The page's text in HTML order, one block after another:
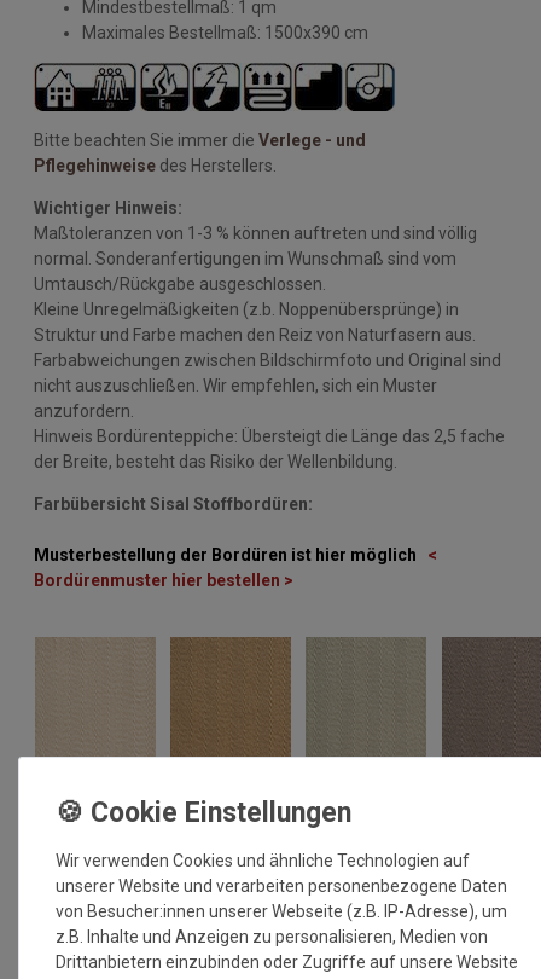
Mindestbestellmaß: 1 qm
Maximales Bestellmaß: 1500x390 cm
Bitte beachten Sie immer die Verlege - und
Pflegehinweise des Herstellers.
Wichtiger Hinweis:
Maßtoleranzen von 1-3 % können auftreten und sind völlig
normal. Sonderanfertigungen im Wunschmaß sind vom
Umtausch/Rückgabe ausgeschlossen.
Kleine Unregelmäßigkeiten (z.b. Noppenübersprünge) in
Struktur und Farbe machen den Reiz von Naturfasern aus.
Farbabweichungen zwischen Bildschirmfoto und Original sind
nicht auszuschließen. Wir empfehlen, sich ein Muster
anzufordern.
Hinweis Bordürenteppiche: Übersteigt die Länge das 2,5 fache
der Breite, besteht das Risiko der Wellenbildung.
Farbübersicht Sisal Stoffbordüren:
Musterbestellung der Bordüren ist hier möglich
<
Bordürenmuster hier bestellen >
Wir verwenden Cookies und ähnliche Technologien auf
unserer Website und verarbeiten personenbezogene Daten
von Besucher:innen unserer Webseite (z.B. IP-Adresse), um
z.B. Inhalte und Anzeigen zu personalisieren, Medien von
Drittanbietern einzubinden oder Zugriffe auf unsere Website